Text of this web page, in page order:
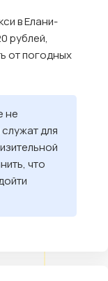
в Елани-
рублей,
от погодных
не
для
что